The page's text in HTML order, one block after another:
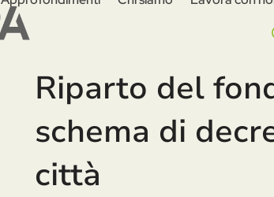
Riparto del
schema di
città